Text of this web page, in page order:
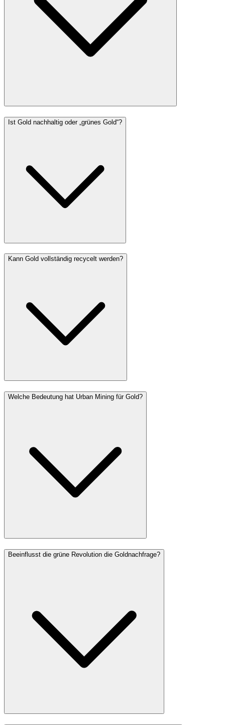
Ist Gold nachhaltig oder „grünes Gold“?
Kann Gold vollständig recycelt werden?
Welche Bedeutung hat Urban Mining für Gold?
Beeinflusst die grüne Revolution die Goldnachfrage?